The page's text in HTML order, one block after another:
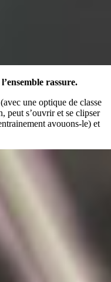
rassure.
une optique de classe
peut s’ouvrir et se clipser
avouons-le) et